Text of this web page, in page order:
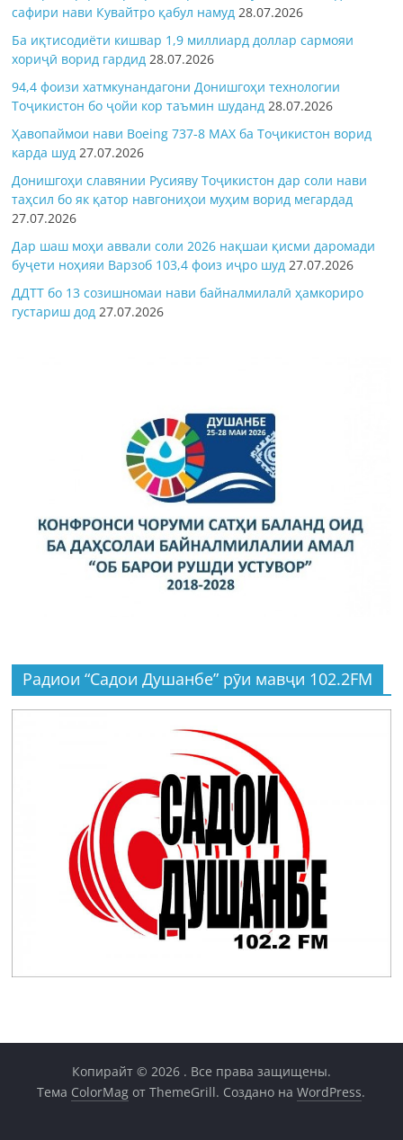
сафири нави Кувайтро қабул намуд 28.07.2026
Ба иқтисодиёти кишвар 1,9 миллиард доллар сармояи
хориҷӣ ворид гардид 28.07.2026
94,4 фоизи хатмкунандагони Донишгоҳи технологии
Тоҷикистон бо ҷойи кор таъмин шуданд 28.07.2026
Ҳавопаймои нави Boeing 737-8 MAX ба Тоҷикистон ворид
карда шуд 27.07.2026
Донишгоҳи славянии Русияву Тоҷикистон дар соли нави
таҳсил бо як қатор навгониҳои муҳим ворид мегардад
27.07.2026
Дар шаш моҳи аввали соли 2026 нақшаи қисми даромади
буҷети ноҳияи Варзоб 103,4 фоиз иҷро шуд 27.07.2026
ДДТТ бо 13 созишномаи нави байналмилалӣ ҳамкориро
густариш дод 27.07.2026
Радиои “Садои Душанбе” рӯи мавҷи 102.2FM
Копирайт © 2026 . Все права защищены.
Тема ColorMag от ThemeGrill. Создано наWordPress.